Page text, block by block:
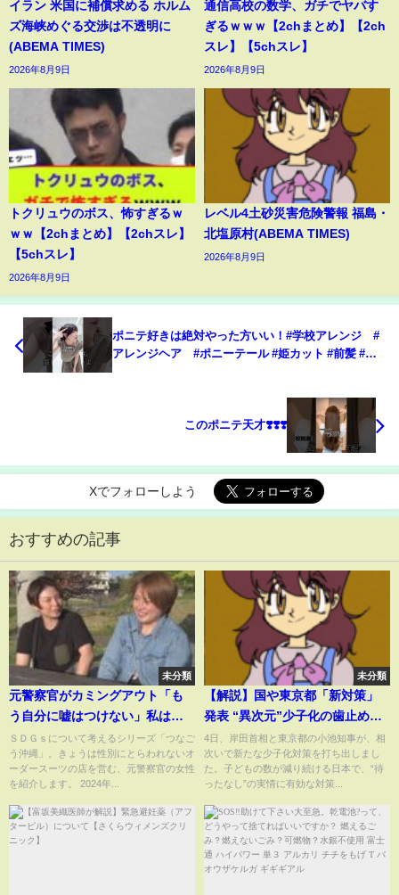
イラン 米国に補償求める ホルム
ズ海峡めぐる交渉は不透明に
(ABEMA TIMES)
2026年8月9日
通信高校の数学、ガチでヤバす
ぎるｗｗｗ【2chまとめ】【2ch
スレ】【5chスレ】
2026年8月9日
トクリュウのボス、怖すぎるｗ
ｗｗ【2chまとめ】【2chスレ】
【5chスレ】
2026年8月9日
レベル4土砂災害危険警報 福島・
北塩原村(ABEMA TIMES)
2026年8月9日
ポニテ好きは絶対やった方いい！#学校アレンジ #
アレンジヘア #ポニーテール #姫カット #前髪 #ぱ
このポニテ天才❣️❣️❣️
Xでフォローしよう
おすすめの記事
未分類
元警察官がカミングアウト「も
う自分に嘘はつけない」私はパ
ンセクシュアル
ＳＤＧｓについて考えるシリーズ「つなご
う沖縄」。きょうは性別にとらわれないオ
ーダースーツの店を営む、元警察官の女性
を紹介します。 2024年...
未分類
【解説】国や東京都「新対策」
発表 “異次元”少子化の歯止め
に？ 専門家「最大の問題は教育
費」
4日、岸田首相と東京都の小池知事が、相
次いで新たな少子化対策を打ち出しまし
た。子どもの数が減り続ける日本で、“待
ったなし”の実情に有効な対策...